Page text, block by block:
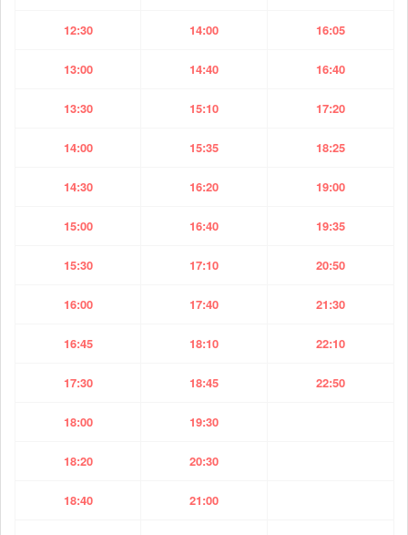
12:30 14:00 16:05
13:00 14:40 16:40
13:30 15:10 17:20
14:00 15:35 18:25
14:30 16:20 19:00
15:00 16:40 19:35
15:30 17:10 20:50
16:00 17:40 21:30
16:45 18:10 22:10
17:30 18:45 22:50
18:00 19:30
18:20 20:30
18:40 21:00